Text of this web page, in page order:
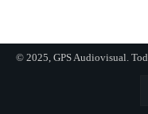
© 2025, GPS Audiovisual.